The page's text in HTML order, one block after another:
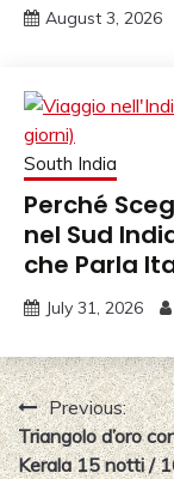
August 3, 2026
South India
Perché
nel Sud
che Parla
July 31, 2026
PostPrevious:
Triangolo d’oro
Kerala 15 notti /